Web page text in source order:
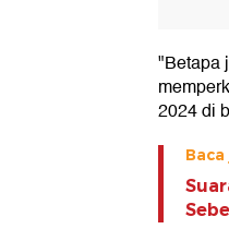
"Betapa
2024 di